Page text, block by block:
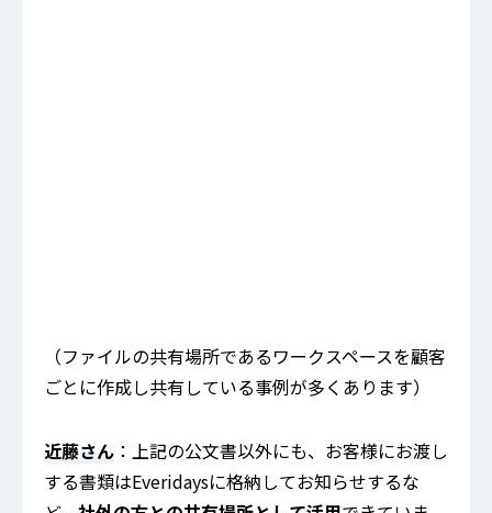
（ファイルの共有場所であるワークスペースを顧客
ごとに作成し共有している事例が多くあります）
近藤さん ：上記の公文書以外にも、お客様にお渡し
する書類はEveridaysに格納してお知らせするな